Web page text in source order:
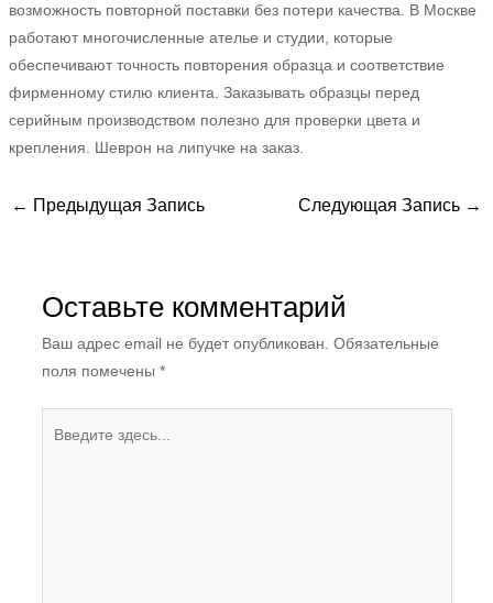
возможность повторной поставки без потери качества. В Москве
работают многочисленные ателье и студии, которые
обеспечивают точность повторения образца и соответствие
фирменному стилю клиента. Заказывать образцы перед
серийным производством полезно для проверки цвета и
крепления. Шеврон на липучке на заказ.
← Предыдущая Запись Следующая Запись →
Оставьте комментарий
Ваш адрес email не будет опубликован. Обязательные
поля помечены *
здесь...